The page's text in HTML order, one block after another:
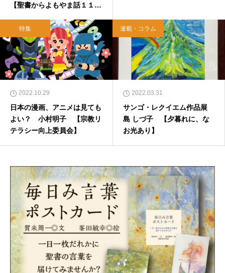
【聖書からよもやま話１１
特集
2022.10.29
日本の漫画、アニメは見ても
よい？ 小村明子 【宗教リ
テラシー向上委員会】
連載・コラム
2022.03.31
サンゴ・レクイエム作品展
島 しづ子 【夕暮れに、な
お光あり】